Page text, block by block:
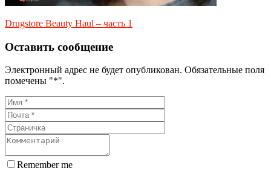
Drugstore Beauty Haul – часть 1
Оставить сообщение
Электронный адрес не будет опубликован. Обязательные поля
помечены "*".
Remember me